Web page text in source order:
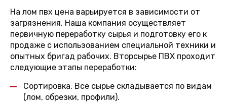
На лом пвх цена варьируется в зависимости от
загрязнения. Наша компания осуществляет
первичную переработку сырья и подготовку его к
продаже с использованием специальной техники и
опытных бригад рабочих. Вторсырье ПВХ проходит
следующие этапы переработки:
Сортировка. Все сырье складывается по видам
(лом, обрезки, профили).